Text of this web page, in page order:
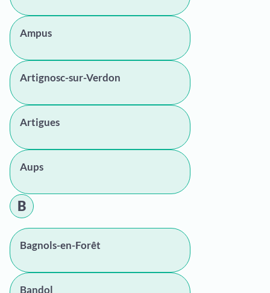
Ampus
Artignosc-sur-Verdon
Artigues
Aups
B
Bagnols-en-Forêt
Bandol